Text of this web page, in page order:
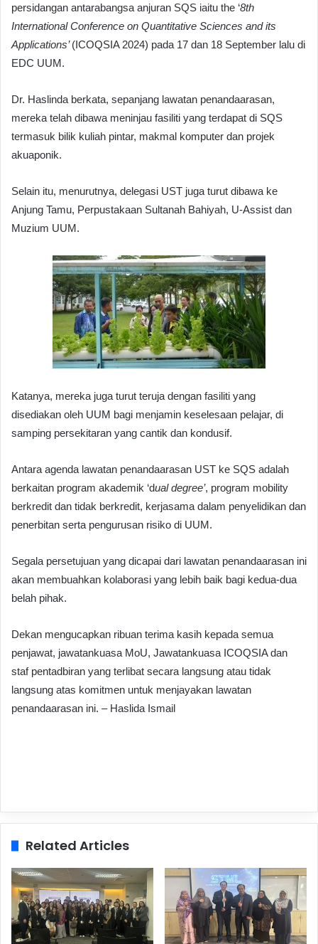
persidangan antarabangsa anjuran SQS iaitu the ‘8th
International Conference on Quantitative Sciences and its
Applications’(ICOQSIA 2024) pada 17 dan 18 September lalu di
EDC UUM.
Dr. Haslinda berkata, sepanjang lawatan penandaarasan,
mereka telah dibawa meninjau fasiliti yang terdapat di SQS
termasuk bilik kuliah pintar, makmal komputer dan projek
akuaponik.
Selain itu, menurutnya, delegasi UST juga turut dibawa ke
Anjung Tamu, Perpustakaan Sultanah Bahiyah, U-Assist dan
Muzium UUM.
Katanya, mereka juga turut teruja dengan fasiliti yang
disediakan oleh UUM bagi menjamin keselesaan pelajar, di
samping persekitaran yang cantik dan kondusif.
Antara agenda lawatan penandaarasan UST ke SQS adalah
berkaitan program akademik ‘dual degree’, program mobility
berkredit dan tidak berkredit, kerjasama dalam penyelidikan dan
penerbitan serta pengurusan risiko di UUM.
Segala persetujuan yang dicapai dari lawatan penandaarasan ini
akan membuahkan kolaborasi yang lebih baik bagi kedua-dua
belah pihak.
Dekan mengucapkan ribuan terima kasih kepada semua
penjawat, jawatankuasa MoU, Jawatankuasa ICOQSIA dan
staf pentadbiran yang terlibat secara langsung atau tidak
langsung atas komitmen untuk menjayakan lawatan
penandaarasan ini. – Haslida Ismail
Related Articles